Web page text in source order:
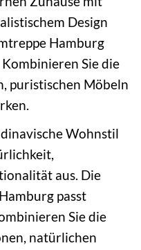
Design
Hamburg
Sie die
puristischen Möbeln
Wohnstil
aus. Die
passt
Sie die
natürlichen